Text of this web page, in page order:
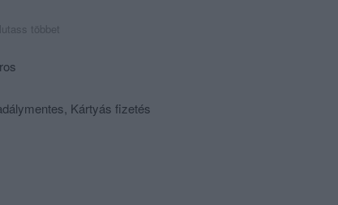
többet
Kártyás fizetés